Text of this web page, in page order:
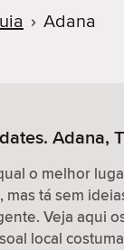
› Adana
Adana,
o melhor
mas tá sem
Veja aqui
local